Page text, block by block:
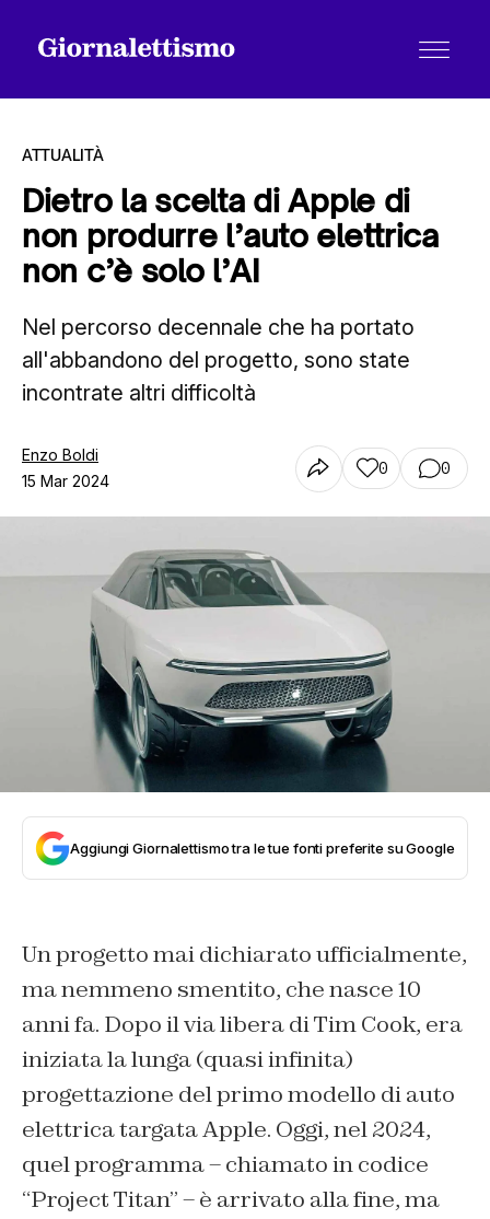
Tutti gli articoli
Chi siamo
ATTUALITÀ
Dietro la scelta di Apple di
non produrre l’auto elettrica
non c’è solo l’AI
Nel percorso decennale che ha portato
all'abbandono del progetto, sono state
incontrate altri difficoltà
Enzo Boldi
15 Mar 2024
0 0
Aggiungi Giornalettismo tra le tue fonti preferite su Google
Un progetto mai dichiarato ufficialmente,
ma nemmeno smentito, che nasce 10
anni fa. Dopo il via libera di Tim Cook, era
iniziata la lunga (quasi infinita)
progettazione del primo modello di auto
elettrica targata Apple. Oggi, nel 2024,
quel programma – chiamato in codice
“Project Titan” – è arrivato alla fine, ma